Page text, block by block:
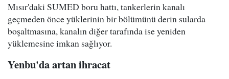
Mısır'daki SUMED boru hattı, tankerlerin kanalı
geçmeden önce yüklerinin bir bölümünü derin sularda
boşaltmasına, kanalın diğer tarafında ise yeniden
yüklemesine imkan sağlıyor.
Yenbu'da artan ihracat